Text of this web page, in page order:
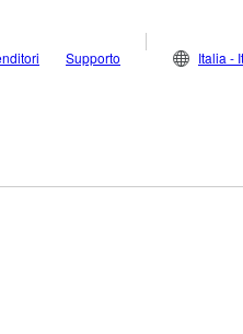
Supporto Italia -